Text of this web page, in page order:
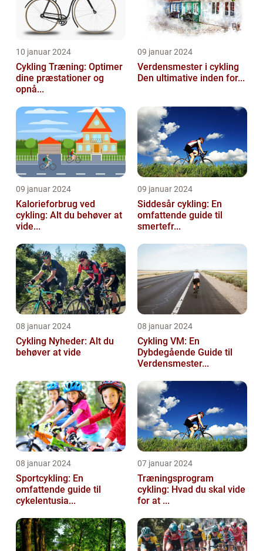
10 januar 2024
Cykling Træning: Optimer
dine præstationer og
opnå...
09 januar 2024
Verdensmester i cykling
Den ultimative inden for...
09 januar 2024
Kalorieforbrug ved
cykling: Alt du behøver at
vide...
09 januar 2024
Siddesår cykling: En
omfattende guide til
smertefr...
08 januar 2024
Cykling Nyheder: Alt du
behøver at vide
08 januar 2024
Cykling VM: En
Dybdegående Guide til
Verdensmester...
08 januar 2024
Sportcykling: En
omfattende guide til
cykelentusia...
07 januar 2024
Træningsprogram
cykling: Hvad du skal vide
for at ...